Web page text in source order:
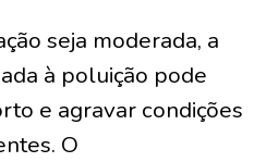
seja moderada, a
à poluição pode
e agravar condições
O